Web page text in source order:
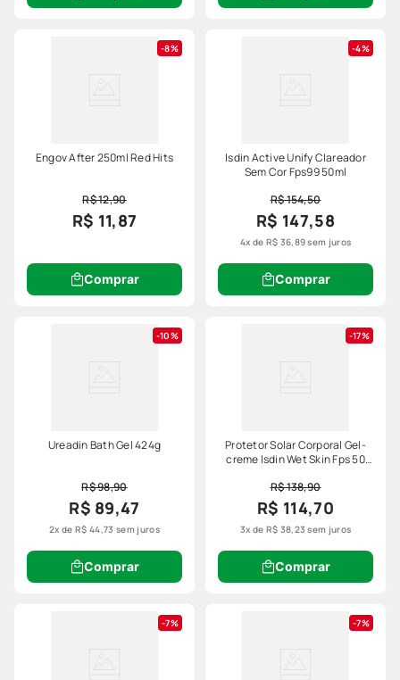
8%
Engov After 250ml Red Hits
R$ 12,90
R$ 11,87
Comprar
4%
Isdin Active Unify Clareador
Sem Cor Fps99 50ml
R$ 154,50
R$ 147,58
4x de R$ 36,89sem juros
Comprar
10%
Ureadin Bath Gel 424g
R$ 98,90
R$ 89,47
2x deR$ 44,73 sem juros
Comprar
17%
Protetor Solar Corporal Gel-
creme Isdin Wet Skin Fps 50
R$ 138,90
R$ 114,70
3x de R$ 38,23 sem juros
Comprar
7% 7%